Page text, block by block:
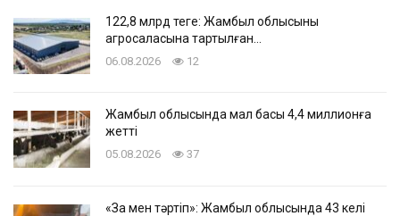
122,8 млрд теңге: Жамбыл облысының
агросаласына тартылған…
06.08.2026 12
Жамбыл облысында мал басы 4,4 миллионға
жетті
05.08.2026 37
«Заң мен тәртіп»: Жамбыл облысында 43 келі